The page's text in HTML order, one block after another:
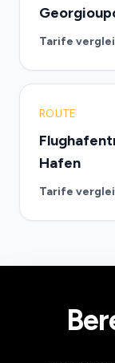
Tarife
ROUTE
Hafen
Tarife